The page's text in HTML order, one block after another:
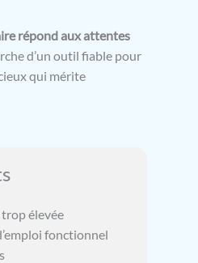
répond aux attentes
d’un outil fiable pour
qui mérite
élevée
fonctionnel